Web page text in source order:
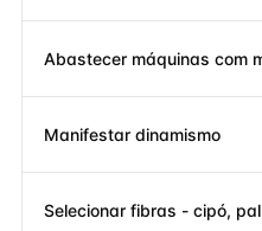
Abastecer máquinas com
Manifestar dinamismo
Selecionar fibras - cipó,